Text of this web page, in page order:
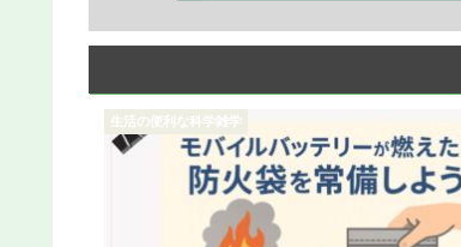
生活の便利な科学雑学